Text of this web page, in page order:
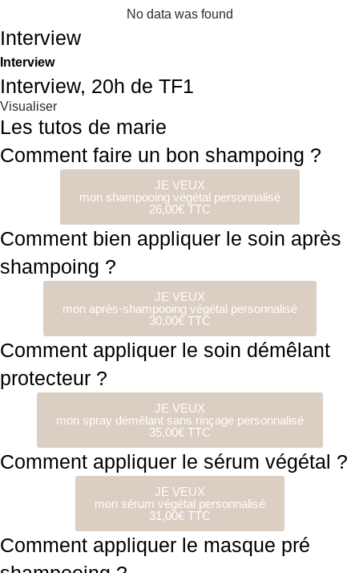
No data was found
Interview
Interview
Interview, 20h de TF1
Visualiser
Les tutos de marie
Comment faire un bon shampoing ?
JE VEUX
mon shampooing végétal personnalisé
26,00€ TTC
Comment bien appliquer le soin après
shampoing ?
JE VEUX
mon après-shampooing végétal personnalisé
30,00€ TTC
Comment appliquer le soin démêlant
protecteur ?
JE VEUX
mon spray démêlant sans rinçage personnalisé
35,00€ TTC
Comment appliquer le sérum végétal ?
JE VEUX
mon sérum végétal personnalisé
31,00€ TTC
Comment appliquer le masque pré